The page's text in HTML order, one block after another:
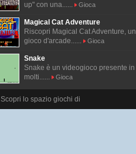
up" con una......
Gioca
Magical Cat Adventure
Riscopri Magical Cat Adventure, un
gioco d'arcade......
Gioca
Snake
Snake è un videogioco presente in
molti......
Gioca
Scopri lo spazio giochi di